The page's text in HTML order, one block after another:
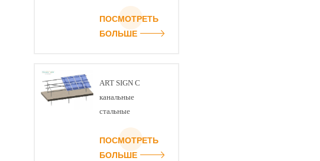
ПОСМОТРЕТЬ
БОЛЬШЕ
ART SIGN C
канальные
стальные
монтажные
кронштейны для
ПОСМОТРЕТЬ
БОЛЬШЕ